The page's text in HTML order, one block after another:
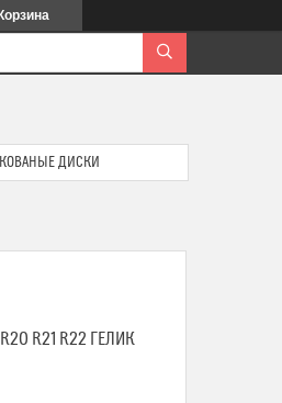
Корзина
КОВАНЫЕ ДИСКИ
R21 R22 ГЕЛИК